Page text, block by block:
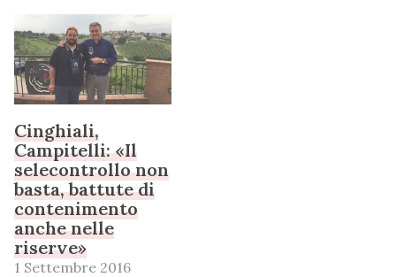
Cinghiali,
Campitelli: «Il
selecontrollo non
basta, battute di
contenimento
anche nelle
riserve»
1 Settembre 2016